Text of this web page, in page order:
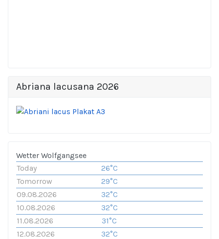
Abriana lacusana 2026
Wetter Wolfgangsee
Today
26°C
Tomorrow
29°C
09.08.2026
32°C
10.08.2026
32°C
11.08.2026
31°C
12.08.2026
32°C